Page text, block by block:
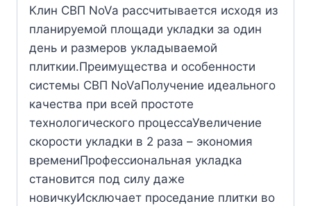
Клин СВП NoVa рассчитывается исходя из
планируемой площади укладки за один
день и размеров укладываемой
плиткии.Преимущества и особенности
системы СВП NoVaПолучение идеального
качества при всей простоте
технологического процессаУвеличение
скорости укладки в 2 раза – экономия
времениПрофессиональная укладка
становится под силу даже
новичкуИсключает проседание плитки во